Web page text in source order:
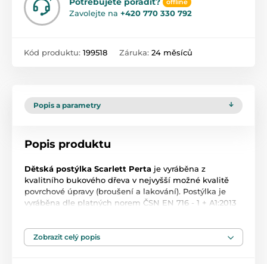
offline
Zavolejte na +420 770 330 792
Kód produktu: 199518 Záruka: 24 měsíců
Popis a parametry
Popis produktu
Dětská postýlka Scarlett Perta je vyráběna z
kvalitního bukového dřeva v nejvyšší možné kvalitě
povrchové úpravy (broušení a lakování). Postýlka je
vyráběna dle platných norem ČSN EN 716 - 1 + A1:2013
Ministerstva zdravotnictví ČR č. 84/2001 Sb., kladených
na výrobky s lakovanou úpravou, pro děti do 3 let.
Zobrazit celý popis